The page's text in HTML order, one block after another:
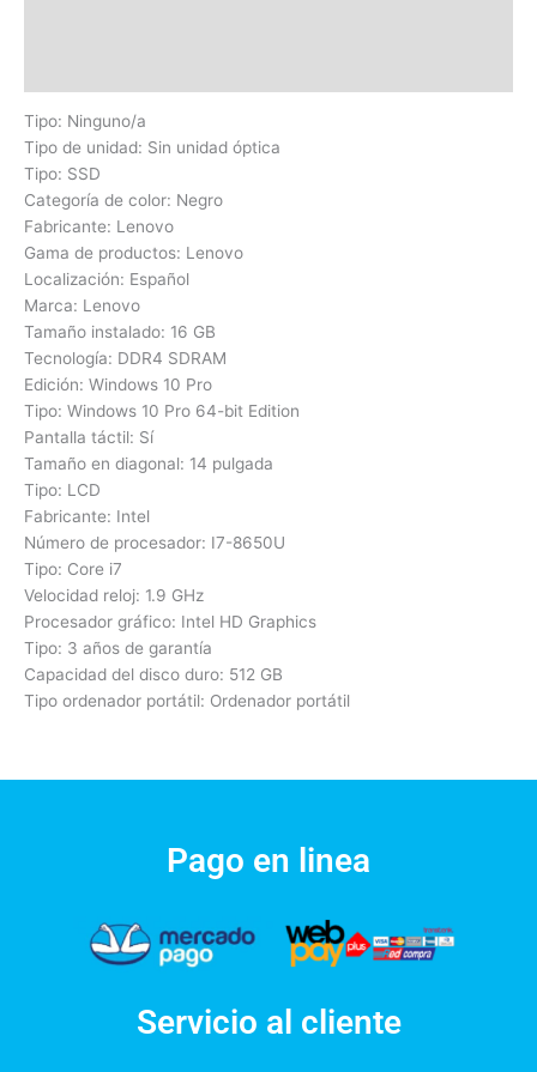
Tipo: Ninguno/a
Tipo de unidad: Sin unidad óptica
Tipo: SSD
Categoría de color: Negro
Fabricante: Lenovo
Gama de productos: Lenovo
Localización: Español
Marca: Lenovo
Tamaño instalado: 16 GB
Tecnología: DDR4 SDRAM
Edición: Windows 10 Pro
Tipo: Windows 10 Pro 64-bit Edition
Pantalla táctil: Sí
Tamaño en diagonal: 14 pulgada
Tipo: LCD
Fabricante: Intel
Número de procesador: I7-8650U
Tipo: Core i7
Velocidad reloj: 1.9 GHz
Procesador gráfico: Intel HD Graphics
Tipo: 3 años de garantía
Capacidad del disco duro: 512 GB
Tipo ordenador portátil: Ordenador portátil
Pago en linea
Servicio al cliente